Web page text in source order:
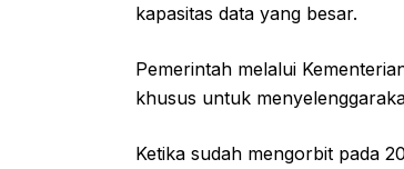
kapasitas data yang besar.
Pemerintah melalui
khusus untuk
Ketika sudah mengorbit pada